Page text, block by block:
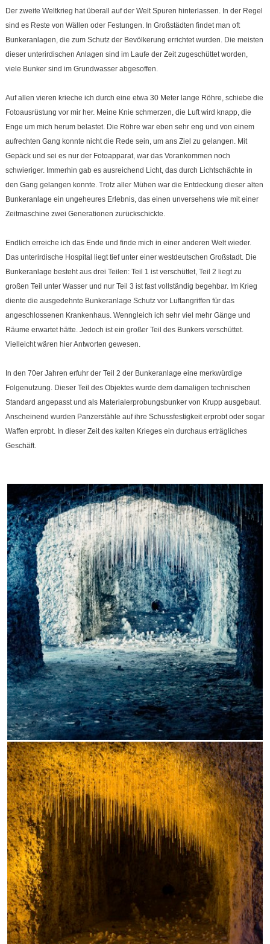
Der zweite Weltkrieg hat überall auf der Welt Spuren hinterlassen. In der Regel
sind es Reste von Wällen oder Festungen. In Großstädten findet man oft
Bunkeranlagen, die zum Schutz der Bevölkerung errichtet wurden. Die meisten
dieser unterirdischen Anlagen sind im Laufe der Zeit zugeschüttet worden,
viele Bunker sind im Grundwasser abgesoffen.
Auf allen vieren krieche ich durch eine etwa 30 Meter lange Röhre, schiebe die
Fotoausrüstung vor mir her. Meine Knie schmerzen, die Luft wird knapp, die
Enge um mich herum belastet. Die Röhre war eben sehr eng und von einem
aufrechten Gang konnte nicht die Rede sein, um ans Ziel zu gelangen. Mit
Gepäck und sei es nur der Fotoapparat, war das Vorankommen noch
schwieriger. Immerhin gab es ausreichend Licht, das durch Lichtschächte in
den Gang gelangen konnte. Trotz aller Mühen war die Entdeckung dieser alten
Bunkeranlage ein ungeheures Erlebnis, das einen unversehens wie mit einer
Zeitmaschine zwei Generationen zurückschickte.
Endlich erreiche ich das Ende und finde mich in einer anderen Welt wieder.
Das unterirdische Hospital liegt tief unter einer westdeutschen Großstadt. Die
Bunkeranlage besteht aus drei Teilen: Teil 1 ist verschüttet, Teil 2 liegt zu
großen Teil unter Wasser und nur Teil 3 ist fast vollständig begehbar. Im Krieg
diente die ausgedehnte Bunkeranlage Schutz vor Luftangriffen für das
angeschlossenen Krankenhaus. Wenngleich ich sehr viel mehr Gänge und
Räume erwartet hätte. Jedoch ist ein großer Teil des Bunkers verschüttet.
Vielleicht wären hier Antworten gewesen.
In den 70er Jahren erfuhr der Teil 2 der Bunkeranlage eine merkwürdige
Folgenutzung. Dieser Teil des Objektes wurde dem damaligen technischen
Standard angepasst und als Materialerprobungsbunker von Krupp ausgebaut.
Anscheinend wurden Panzerstähle auf ihre Schussfestigkeit erprobt oder sogar
Waffen erprobt. In dieser Zeit des kalten Krieges ein durchaus erträgliches
Geschäft.